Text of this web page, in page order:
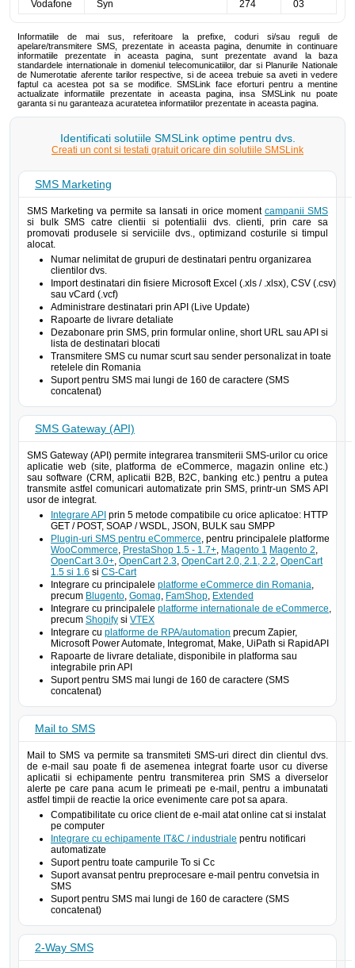
Vodafone Syn 274 03
Informatiile de mai sus, referitoare la prefixe, coduri si/sau reguli de
apelare/transmitere SMS, prezentate in aceasta pagina, denumite in continuare
informatiile prezentate in aceasta pagina, sunt prezentate avand la baza
standardele internationale in domeniul telecomunicatiilor, dar si Planurile Nationale
de Numerotatie aferente tarilor respective, si de aceea trebuie sa aveti in vedere
faptul ca acestea pot sa se modifice. SMSLink face eforturi pentru a mentine
actualizate informatiile prezentate in aceasta pagina, insa SMSLink nu poate
garanta si nu garanteaza acuratetea informatiilor prezentate in aceasta pagina.
Identificati solutiile SMSLink optime pentru dvs.
Creati un cont si testati gratuit oricare din solutiile SMSLink
SMS Marketing
SMS Marketing va permite sa lansati in orice moment campanii SMS
si bulk SMS catre clientii si potentialii dvs. clienti, prin care sa
promovati produsele si serviciile dvs., optimizand costurile si timpul
alocat.
Numar nelimitat de grupuri de destinatari pentru organizarea
clientilor dvs.
Import destinatari din fisiere Microsoft Excel (.xls / .xlsx), CSV (.csv)
sau vCard (.vcf)
Administrare destinatari prin API (Live Update)
Rapoarte de livrare detaliate
Dezabonare prin SMS, prin formular online, short URL sau API si
lista de destinatari blocati
Transmitere SMS cu numar scurt sau sender personalizat in toate
retelele din Romania
Suport pentru SMS mai lungi de 160 de caractere (SMS
concatenat)
SMS Gateway (API)
SMS Gateway (API) permite integrarea transmiterii SMS-urilor cu orice
aplicatie web (site, platforma de eCommerce, magazin online etc.)
sau software (CRM, aplicatii B2B, B2C, banking etc.) pentru a putea
transmite astfel comunicari automatizate prin SMS, printr-un SMS API
usor de integrat.
Integrare API prin 5 metode compatibile cu orice aplicatoe: HTTP
GET / POST, SOAP / WSDL, JSON, BULK sau SMPP
Plugin-uri SMS pentru eCommerce, pentru principalele platforme
WooCommerce, PrestaShop 1.5 - 1.7+, Magento 1 Magento 2,
OpenCart 3.0+, OpenCart 2.3, OpenCart 2.0, 2.1, 2.2, OpenCart
1.5 si 1.6 si CS-Cart
Integrare cu principalele platforme eCommerce din Romania,
precum Blugento, Gomag, FamShop, Extended
Integrare cu principalele platforme internationale de eCommerce,
precum Shopify si VTEX
Integrare cu platforme de RPA/automation precum Zapier,
Microsoft Power Automate, Integromat, Make, UiPath si RapidAPI
Rapoarte de livrare detaliate, disponibile in platforma sau
integrabile prin API
Suport pentru SMS mai lungi de 160 de caractere (SMS
concatenat)
Mail to SMS
Mail to SMS va permite sa transmiteti SMS-uri direct din clientul dvs.
de e-mail sau poate fi de asemenea integrat foarte usor cu diverse
aplicatii si echipamente pentru transmiterea prin SMS a diverselor
alerte pe care pana acum le primeati pe e-mail, pentru a imbunatati
astfel timpii de reactie la orice evenimente care pot sa apara.
Compatibilitate cu orice client de e-mail atat online cat si instalat
pe computer
Integrare cu echipamente IT&C / industriale pentru notificari
automatizate
Suport pentru toate campurile To si Cc
Suport avansat pentru preprocesare e-mail pentru convetsia in
SMS
Suport pentru SMS mai lungi de 160 de caractere (SMS
concatenat)
2-Way SMS